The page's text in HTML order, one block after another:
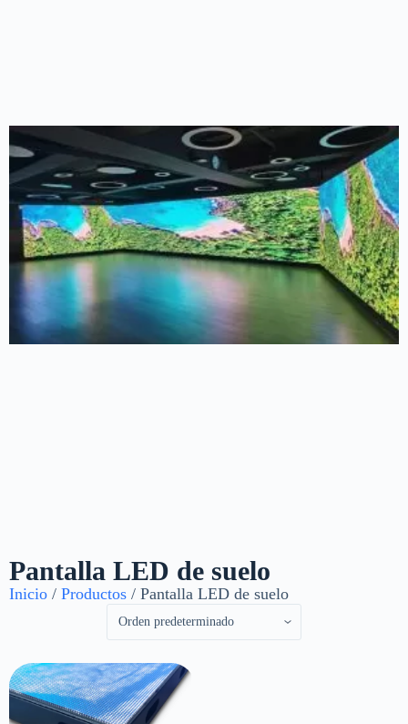
Pantalla LED de suelo
Inicio / Productos / Pantalla LED de suelo